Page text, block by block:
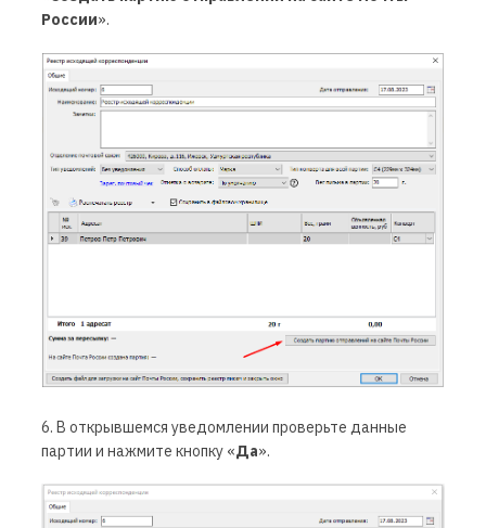
России».
6. В открывшемся уведомлении проверьте данные
партии и нажмите кнопку «Да».